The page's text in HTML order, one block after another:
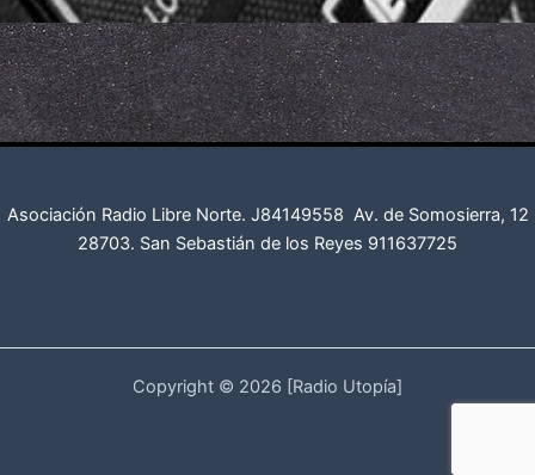
Asociación Radio Libre Norte. J84149558 Av. de Somosierra, 12
28703. San Sebastián de los Reyes 911637725
Copyright © 2026 [Radio Utopía]